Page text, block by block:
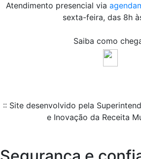
Atendimento presencial via
sexta-feira, das 8h
Saiba como
:: Site desenvolvido pela
e Inovação da Receita